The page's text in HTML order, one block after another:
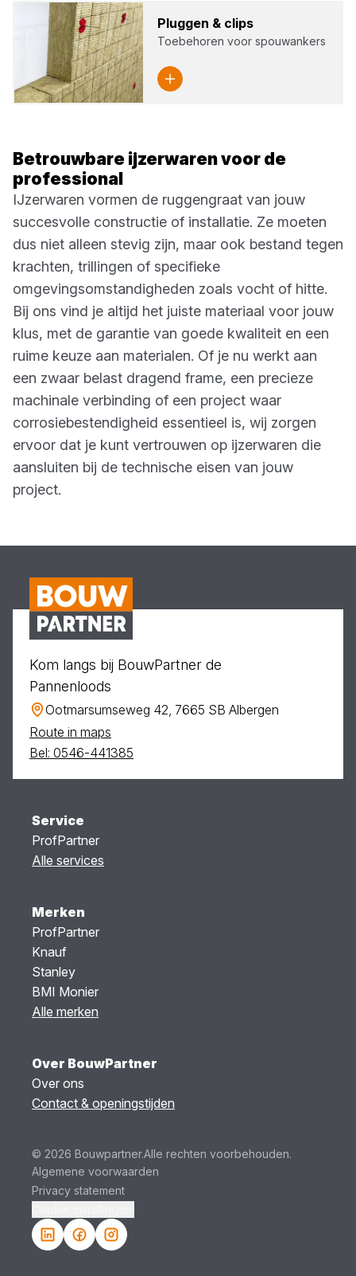
Plug­gen & clips
Toebehoren voor spouwankers
Betrouwbare ijzerwaren voor de
professional
IJzerwaren vormen de ruggengraat van jouw
succesvolle constructie of installatie. Ze moeten
dus niet alleen stevig zijn, maar ook bestand tegen
krachten, trillingen of specifieke
omgevingsomstandigheden zoals vocht of hitte.
Bij ons vind je altijd het juiste materiaal voor jouw
klus, met de garantie van goede kwaliteit en een
ruime keuze aan materialen. Of je nu werkt aan
een zwaar belast dragend frame, een precieze
machinale verbinding of een project waar
corrosiebestendigheid essentieel is, wij zorgen
ervoor dat je kunt vertrouwen op ijzerwaren die
aansluiten bij de technische eisen van jouw
project.
Kom langs bij BouwPartner de
Pannenloods
Ootmarsumseweg 42, 7665 SB Albergen
Route in maps
Bel: 0546-441385
Service
ProfPartner
Alle services
Merken
ProfPartner
Knauf
Stanley
BMI Monier
Alle merken
Over BouwPartner
Over ons
Contact & openingstijden
© 2026 Bouwpartner.Alle rechten voorbehouden.
Algemene voorwaarden
Privacy statement